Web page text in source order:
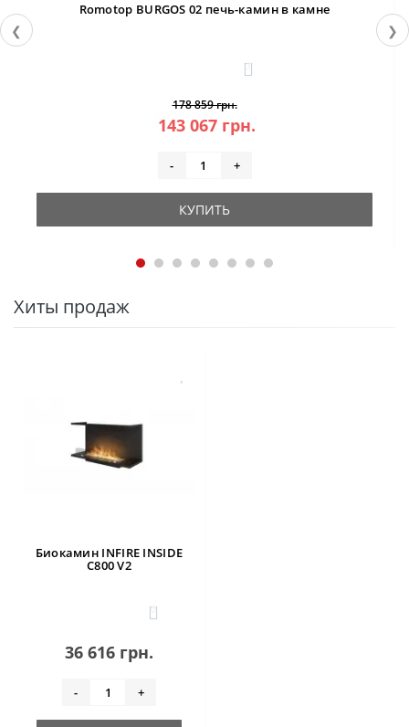
❮
Romotop BURGOS 02 печь-камин в камне
3
178 859 грн.
143 067 грн.
- +
КУПИТЬ
❯
Хиты продаж
Биокамин INFIRE INSIDE
C800 V2
0
36 616 грн.
- +